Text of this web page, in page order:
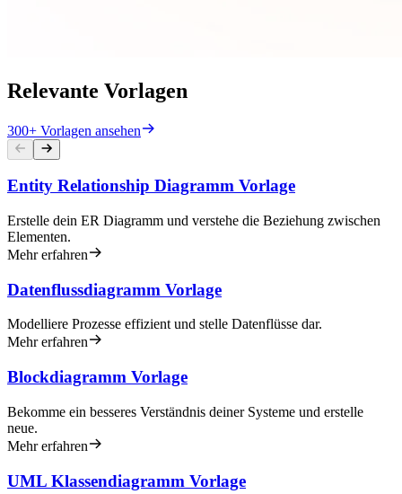
Relevante Vorlagen
300+ Vorlagen ansehen
Entity Relationship Diagramm Vorlage
Erstelle dein ER Diagramm und verstehe die Beziehung zwischen
Elementen.
Mehr erfahren
Datenflussdiagramm Vorlage
Modelliere Prozesse effizient und stelle Datenflüsse dar.
Mehr erfahren
Blockdiagramm Vorlage
Bekomme ein besseres Verständnis deiner Systeme und erstelle
neue.
Mehr erfahren
UML Klassendiagramm Vorlage